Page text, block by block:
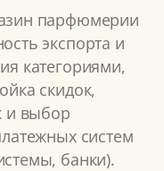
парфюмерии
экспорта и
категориями,
скидок,
и выбор
систем
банки).